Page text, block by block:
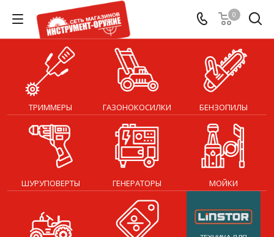
0
ТРИММЕРЫ ГАЗОНОКОСИЛКИ БЕНЗОПИЛЫ
ШУРУПОВЕРТЫ ГЕНЕРАТОРЫ МОЙКИ